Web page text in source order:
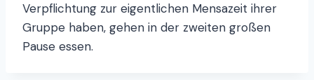
Verpflichtung zur eigentlichen Mensazeit ihrer
Gruppe haben, gehen in der zweiten großen
Pause essen.